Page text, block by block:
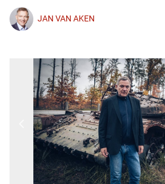
KUNSTSTOFF
INTERNATIONAL
JAN VAN AKEN